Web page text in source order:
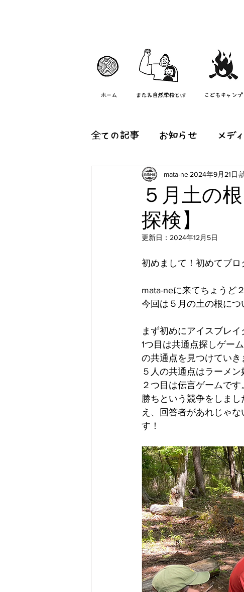
ホーム またね自然学校とは こどもキャンプ
全ての記事 お知らせ メデ
森のようちえん『つむぐり』
またね村の日常
５月土の
探検】
mata-ne 2024年9月21日
更新日： 2024年12月5日
初めまして！初めてブロ
mata-neに来てちょうど
今回は５月の土の根につ
まず初めにアイスブレイ
1つ目は共通点探しゲー
の共通点を見つけていき
５人の共通点はラーメ
２つ目は伝言ゲームで
勝ちという競争をしま
え、回答者があれじゃ
す！